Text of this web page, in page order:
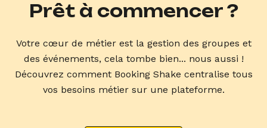
Prêt à commencer ?
Votre cœur de métier est la gestion des groupes et
des événements, cela tombe bien... nous aussi !
Découvrez comment Booking Shake centralise tous
vos besoins métier sur une plateforme.